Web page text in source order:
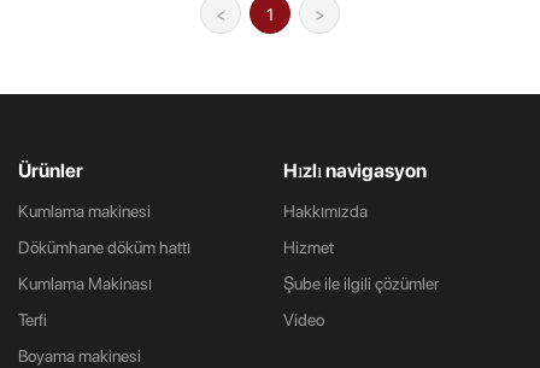
< 1 >
Ürünler
Kumlama makinesi
Dökümhane döküm hattı
Kumlama Makinası
Terfi
Boyama makinesi
Hızlı navigasyon
Hakkımızda
Hizmet
Şube ile ilgili çözümler
Video